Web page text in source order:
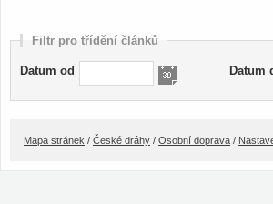
Filtr pro třídění článků
Datum od Datum
Mapa stránek / České dráhy / Osobní doprava /